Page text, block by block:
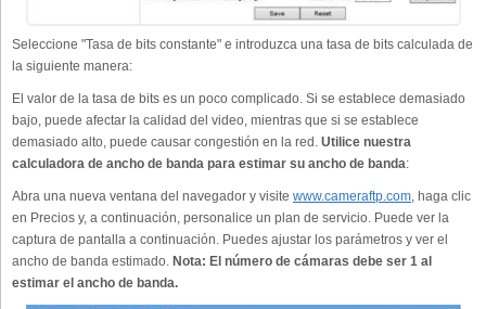
Seleccione "Tasa de bits constante" e introduzca una tasa de bits calculada de
la siguiente manera:
El valor de la tasa de bits es un poco complicado. Si se establece demasiado
bajo, puede afectar la calidad del video, mientras que si se establece
demasiado alto, puede causar congestión en la red. Utilice nuestra
calculadora de ancho de banda para estimar su ancho de banda:
Abra una nueva ventana del navegador y visite www.cameraftp.com , haga clic
en Precios y, a continuación, personalice un plan de servicio. Puede ver la
captura de pantalla a continuación. Puedes ajustar los parámetros y ver el
ancho de banda estimado. Nota: El número de cámaras debe ser 1 al
estimar el ancho de banda.